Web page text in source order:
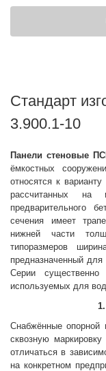
Стандарт
3.900.1-10
Панели стеновые
ёмкостных
относятся к
рассчитанных на
предварительного
сечения имеет
нижней части
типоразмеров
предназначенный
Серии существенно
используемых для
Снабжённые опорной
сквозную
отличаться в
на конкретном